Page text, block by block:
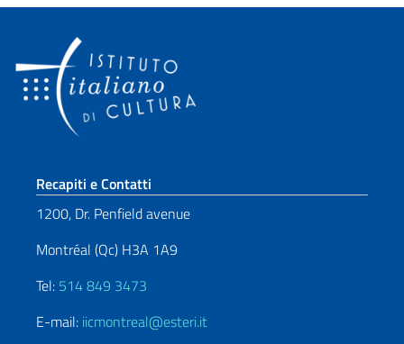
Sezione footer
Recapiti e Contatti
1200, Dr. Penfield avenue
Montréal (Qc) H3A 1A9
Tel: 514 849 3473
E-mail: iicmontreal@esteri.it